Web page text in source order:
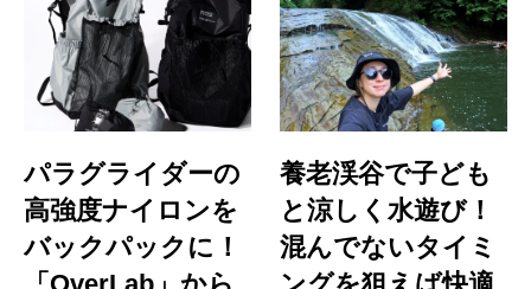
パラグライダーの
高強度ナイロンを
バックパックに！
養老渓谷で子ども
と涼しく水遊び！
混んでないタイミ